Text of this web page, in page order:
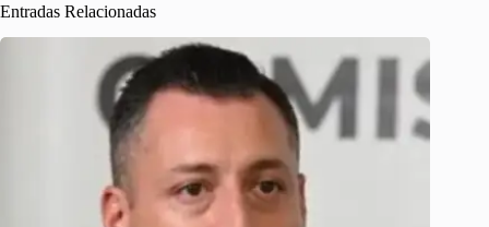
Entradas Relacionadas